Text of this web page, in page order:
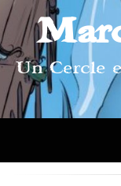
Un Cercle